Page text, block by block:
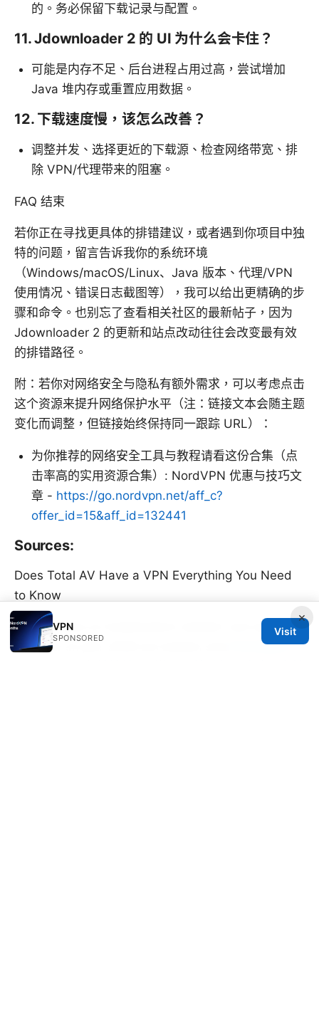
的。务必保留下载记录与配置。
11. Jdownloader 2 的 UI 为什么会卡住？
可能是内存不足、后台进程占用过高，尝试增加
Java 堆内存或重置应用数据。
12. 下载速度慢，该怎么改善？
调整并发、选择更近的下载源、检查网络带宽、排
除 VPN/代理带来的阻塞。
FAQ 结束
若你正在寻找更具体的排错建议，或者遇到你项目中独
特的问题，留言告诉我你的系统环境
（Windows/macOS/Linux、Java 版本、代理/VPN
使用情况、错误日志截图等），我可以给出更精确的步
骤和命令。也别忘了查看相关社区的最新帖子，因为
Jdownloader 2 的更新和站点改动往往会改变最有效
的排错路径。
附：若你对网络安全与隐私有额外需求，可以考虑点击
这个资源来提升网络保护水平（注：链接文本会随主题
变化而调整，但链接始终保持同一跟踪 URL）：
为你推荐的网络安全工具与教程请看这份合集（点
击率高的实用资源合集）: NordVPN 优惠与技巧文
章 - https://go.nordvpn.net/aff_c?
offer_id=15&aff_id=132441
Sources:
Does Total AV Have a VPN Everything You Need
to Know
Vpn in china so funktionierts wirklich und welche
anbieter im jahr 2026 am besten sind
Forticlient
×
VPN
SPONSORED
Visit